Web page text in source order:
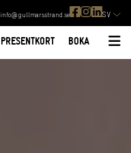
info@gullmarsstrand.se SV
PRESENTKORT BOKA